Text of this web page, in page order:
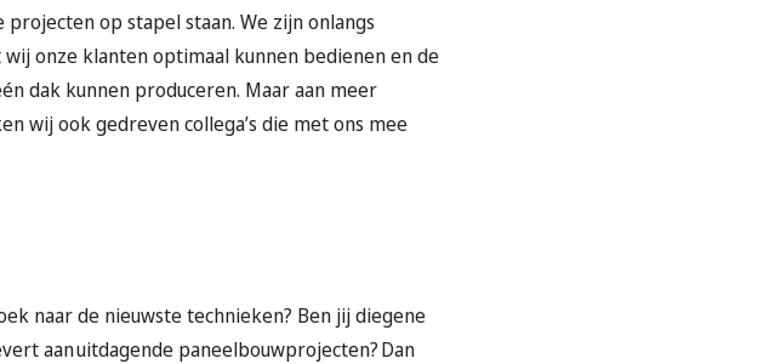
op stapel staan. We zijn onlangs
onze klanten optimaal kunnen bedienen en de
dak kunnen produceren. Maar aan meer
wij ook gedreven collega’s die met ons mee
naar de nieuwste technieken? Ben jij diegene
aan uitdagende paneelbouwprojecten? Dan